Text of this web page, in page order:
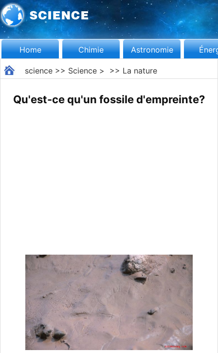
Home Chimie Astronomie
science>> Science> >> La nature
Qu'est-ce qu'un fossile d'empreinte?